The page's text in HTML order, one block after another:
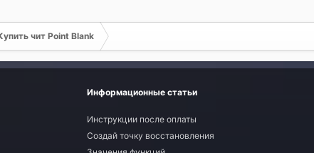
чит Point Blank
Информационные статьи
Инструкции после оплаты
Создай точку восстановления